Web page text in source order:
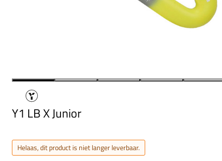
Y1 LB X Junior
Helaas, dit product is niet langer leverbaar.